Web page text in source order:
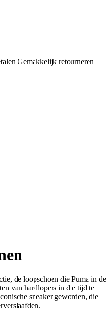
Gemakkelijk retourneren
de loopschoen die Puma in de
van hardlopers in die tijd te
sneaker geworden, die